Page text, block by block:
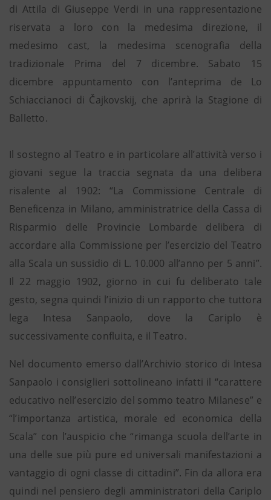
di Attila di Giuseppe Verdi in una rappresentazione
riservata a loro con la medesima direzione, il
medesimo cast, la medesima scenografia della
tradizionale Prima del 7 dicembre. Sabato 15
dicembre appuntamento con l’anteprima de Lo
Schiaccianoci di Čajkovskij, che aprirà la Stagione di
Balletto.
Il sostegno al Teatro e in particolare all’attività verso i
giovani segue la traccia segnata da una delibera
risalente al 1902: “La Commissione Centrale di
Beneficenza in Milano, amministratrice della Cassa di
Risparmio delle Provincie Lombarde delibera di
accordare alla Commissione per l’esercizio del Teatro
alla Scala un sussidio di L. 10.000 all’anno per 5 anni”.
Il 22 maggio 1902, giorno in cui fu deliberato tale
gesto, segna quindi l’inizio di un rapporto che tuttora
lega Intesa Sanpaolo, dove la Cariplo è
successivamente confluita, e il Teatro.
Nel documento emerso dall’Archivio storico di Intesa
Sanpaolo i consiglieri sottolineano infatti il “carattere
educativo nell’esercizio del sommo teatro Milanese” e
“l’importanza artistica, morale ed economica della
Scala” con l’auspicio che “rimanga scuola dell’arte in
una delle sue più pure ed universali manifestazioni a
vantaggio di ogni classe di cittadini”. Fin da allora era
quindi nel pensiero degli amministratori della Cariplo